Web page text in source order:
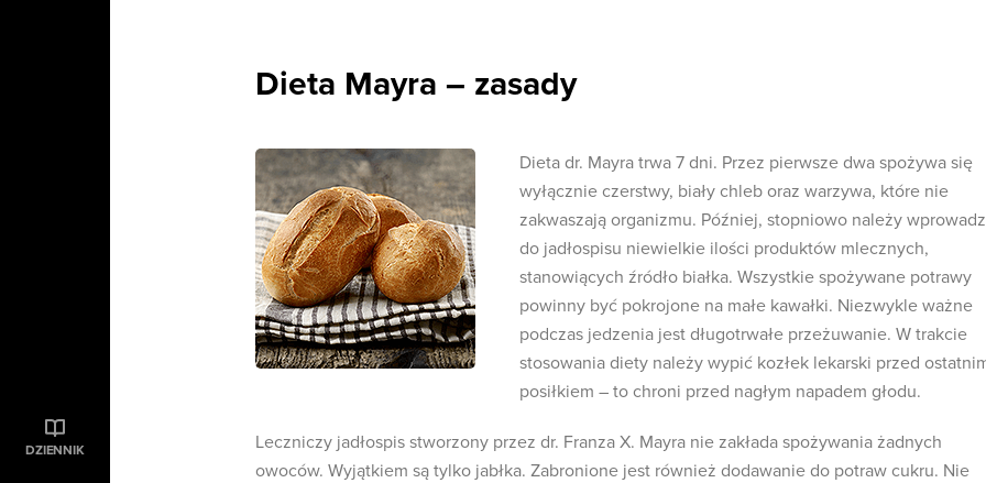
DZIENNIK
Dieta Mayra – zasady
Dieta dr. Mayra trwa 7 dni. Przez pierwsze dwa spożywa się
wyłącznie czerstwy, biały chleb oraz warzywa, które nie
zakwaszają organizmu. Później, stopniowo należy
do jadłospisu niewielkie ilości produktów mlecznych,
stanowiących źródło białka. Wszystkie spożywane potrawy
powinny być pokrojone na małe kawałki. Niezwykle ważne
podczas jedzenia jest długotrwałe przeżuwanie. W trakcie
stosowania diety należy wypić kozłek lekarski przed
posiłkiem – to chroni przed nagłym napadem głodu.
Leczniczy jadłospis stworzony przez dr. Franza X. Mayra nie zakłada spożywania żadnych
owoców. Wyjątkiem są tylko jabłka. Zabronione jest również dodawanie do potraw cukru. Nie